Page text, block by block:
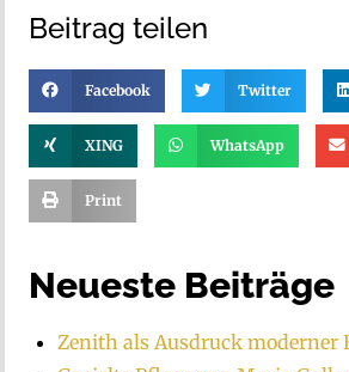
Beitrag teilen
Facebook Twitter
XING WhatsApp
Print
Neueste Beiträge
Zenith als Ausdruck moderner